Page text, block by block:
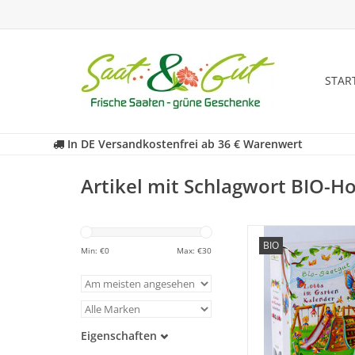
In DE Versandkostenfrei ab 36 € Warenwert
Artikel mit Schlagwort BIO-
Min: €0 Max: €30
Eigenschaften
BIO
führt Schmetterling
spielerisch bunte
Welt des Saatguts. In
hat sie besondere
Leckereien
ZUM WARENKORB